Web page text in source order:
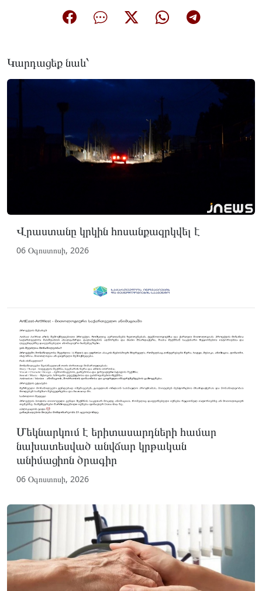
Կարդացեք նաև՝
Վրաստանը կրկին հոսանքազրկվել է
06 Օգոստոսի, 2026
Մեկնարկում է երիտասարդների համար
նախատեսված անվճար կրթական
անիմացիոն ծրագիր
06 Օգոստոսի, 2026